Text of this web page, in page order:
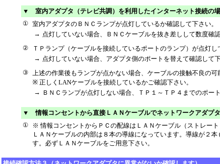
▼ 室内アダプタ（テレビ共調）を利用したインターネット接続の
① 室内アダプタのＢＮＣランプが点灯しているか確認して下さい。
→ 点灯していない場合、ＢＮＣケーブルを抜き差しして数度確
②
ＴＰランプ（ケーブルを接続しているポートのランプ）が点灯
→ 点灯していない場合、アダプタ側のポートを替えて確認して
③ 上述の作業後もランプが点かない場合、ケーブルの接触不良の
※ 正しくLANケーブルを接続しているかご確認下さい。
→ ＢＮＣランプが点灯しない場合、ＴＰ１～ＴＰ４までのポ
▼ 情報コンセントから直接ＬＡＮケーブルでネットワークアダプ
①
※ 情報コンセントからＰＣの配線はＬＡＮケーブル（ストレー
ＬＡＮケーブルの内部は８本の導線になっています。導線が２
す。必ずＬＡＮケーブルをご用意下さい。